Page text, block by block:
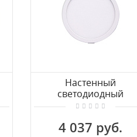
Настенный
светодиодный
светильник MANTRA
4 037 руб.